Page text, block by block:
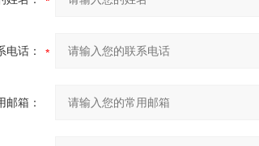
电话：
邮箱：